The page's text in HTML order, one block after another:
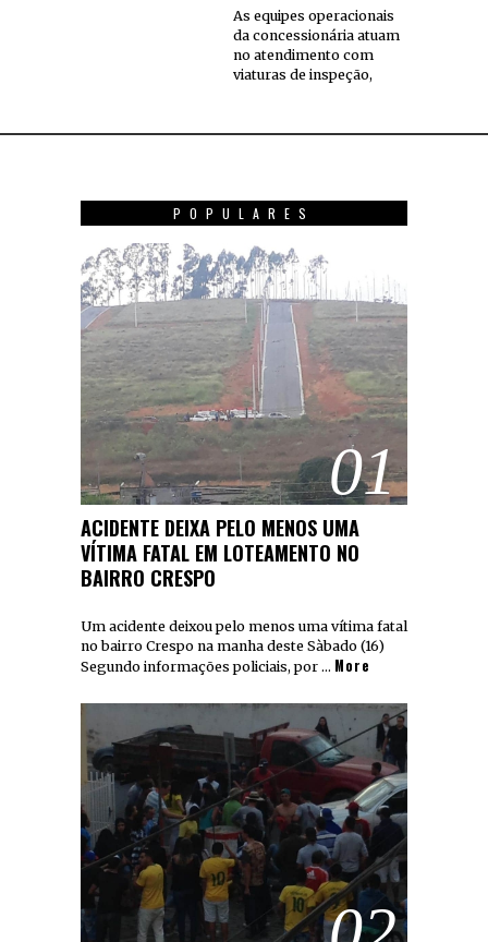
As equipes operacionais
da concessionária atuam
no atendimento com
viaturas de inspeção,
POPULARES
01
ACIDENTE DEIXA PELO MENOS UMA
VÍTIMA FATAL EM LOTEAMENTO NO
BAIRRO CRESPO
Um acidente deixou pelo menos uma vítima fatal
no bairro Crespo na manha deste Sàbado (16)
Segundo informações policiais, por … More